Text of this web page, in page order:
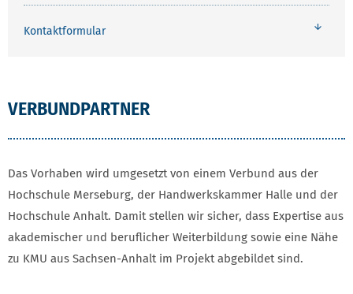
Kontaktformular
VERBUNDPARTNER
Das Vorhaben wird umgesetzt von einem Verbund aus der
Hochschule Merseburg, der Handwerkskammer Halle und der
Hochschule Anhalt. Damit stellen wir sicher, dass Expertise aus
akademischer und beruflicher Weiterbildung sowie eine Nähe
zu KMU aus Sachsen-Anhalt im Projekt abgebildet sind.